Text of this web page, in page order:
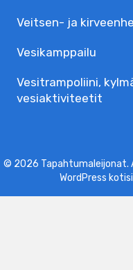
Veitsen- ja
Vesikamppailu
Vesitrampoliini,
vesiaktiviteetit
© 2026 Tapahtumaleijonat.
WordPress